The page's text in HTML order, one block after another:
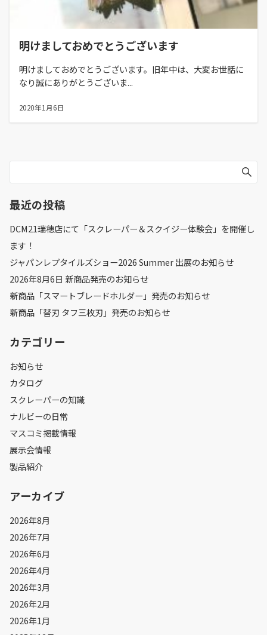
明けましておめでとうございます
明けましておめでとうございます。旧年中は、大変お世話に
なり誠にありがとうございま...
2020年1月6日
最近の投稿
DCM21瑞穂店にて「スクレーパー＆スクイジー体験会」を開催し
ます！
ジャパンレプタイルズショー2026 Summer 出展のお知らせ
2026年8月6日 新商品発売のお知らせ
新商品「スマートブレードホルダー」発売のお知らせ
新商品「替刃 タフ三枚刃」発売のお知らせ
カテゴリー
お知らせ
カタログ
スクレーパーの知識
ナルビーの日常
マスコミ掲載情報
展示会情報
製品紹介
アーカイブ
2026年8月
2026年7月
2026年6月
2026年4月
2026年3月
2026年2月
2026年1月